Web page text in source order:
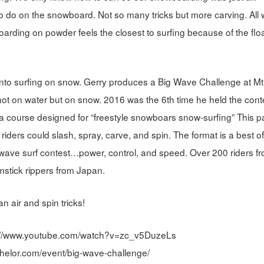
on the snowboard. Not so many tricks but more carving. All
on powder feels the closest to surfing because of the
surfing on snow. Gerry produces a Big Wave Challenge at
on water but on snow. 2016 was the 6th time he held the
designed for “freestyle snowboars snow-surfing” This
could slash, spray, carve, and spin. The format is a best
surf contest…power, control, and speed. Over 200 riders
rippers from Japan.
air and spin tricks!
watch?v=zc_v5DuzeLs
event/big-wave-challenge/